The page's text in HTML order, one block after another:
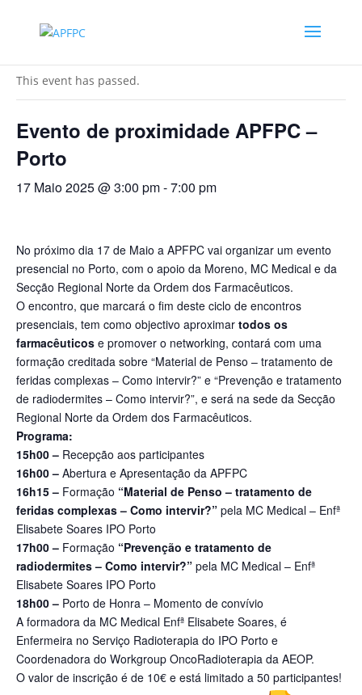
« All Events
This event has passed.
Evento de proximidade APFPC –
Porto
17 Maio 2025 @ 3:00 pm-7:00 pm
No próximo dia 17 de Maio a APFPC vai organizar um evento
presencial no Porto, com o apoio da Moreno, MC Medical e da
Secção Regional Norte da Ordem dos Farmacêuticos.
O encontro, que marcará o fim deste ciclo de encontros
presenciais, tem como objectivo aproximar todos os
farmacêuticos e promover o networking, contará com uma
formação creditada sobre “Material de Penso – tratamento de
feridas complexas – Como intervir?” e “Prevenção e tratamento
de radiodermites – Como intervir?”, e será na sede da Secção
Regional Norte da Ordem dos Farmacêuticos.
Programa:
15h00 – Recepção aos participantes
16h00 – Abertura e Apresentação da APFPC
16h15 – Formação “Material de Penso – tratamento de
feridas complexas – Como intervir?” pela MC Medical – Enfª
Elisabete Soares IPO Porto
17h00 – Formação “Prevenção e tratamento de
radiodermites – Como intervir?” pela MC Medical – Enfª
Elisabete Soares IPO Porto
18h00 – Porto de Honra – Momento de convívio
A formadora da MC Medical Enfª Elisabete Soares, é
Enfermeira no Serviço Radioterapia do IPO Porto e
Coordenadora do Workgroup OncoRadioterapia da AEOP.
O valor de inscrição é de 10€ e está limitado a 50 participantes!